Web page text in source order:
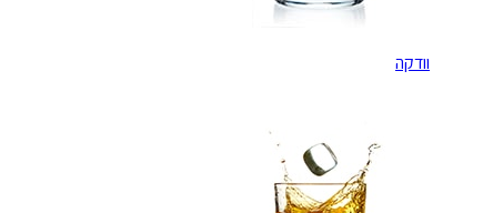
וודקה